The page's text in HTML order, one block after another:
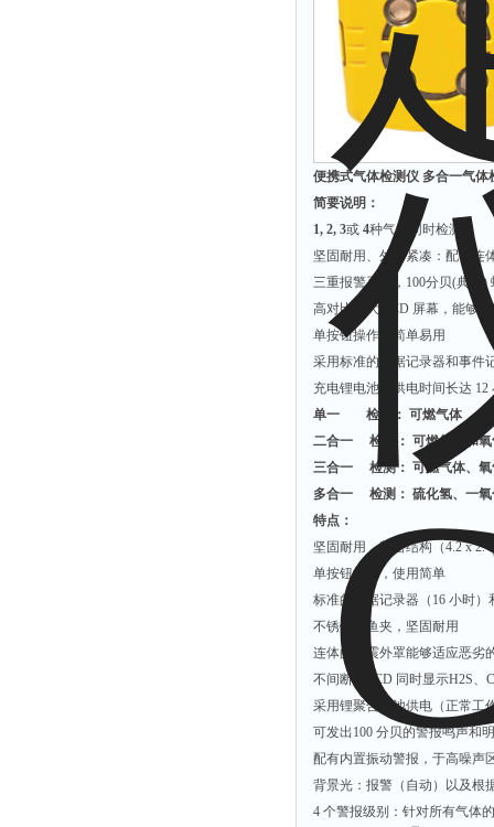
便携式气体检测仪 多合一气
简要说明：
1, 2, 3或 4种气体同时检测
坚固耐用、外形紧凑：配有连
三重报警系统，100分贝(典型
高对比度大 LCD 屏幕，能够
单按钮操作，简单易用
采用标准的数据记录器和事件
充电锂电池的供电时间长达
单一 检测： 可燃气体
二合一 检测： 可燃气体和氧
三合一 检测： 可燃气体、氧
多合一 检测： 硫化氢、一氧
特点：
坚固耐用，紧密结构（4.2 x
单按钮操作，使用简单
标准的数据记录器（16 小时
不锈钢鳄鱼夹，坚固耐用
连体的防震外罩能够适应恶劣
不间断的LCD 同时显示H2S、
采用锂聚合电池供电（正常工
可发出100 分贝的警报鸣声和
配有内置振动警报，于高噪声
背景光：报警（自动）以及根
4 个警报级别：针对所有气体